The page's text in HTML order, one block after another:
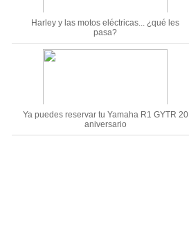
Harley y las motos eléctricas... ¿qué les
pasa?
Ya puedes reservar tu Yamaha R1 GYTR 20
aniversario